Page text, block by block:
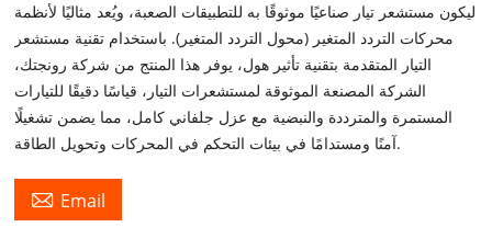
ليكون مستشعر تيار صناعيًا موثوقًا به للتطبيقات الصعبة، ويُعد مثاليًا لأنظمة
محركات التردد المتغير (محول التردد المتغير). باستخدام تقنية مستشعر
التيار المتقدمة بتقنية تأثير هول، يوفر هذا المنتج من شركة رونجتك،
الشركة المصنعة الموثوقة لمستشعرات التيار، قياسًا دقيقًا للتيارات
المستمرة والمترددة والنبضية مع عزل جلفاني كامل، مما يضمن تشغيلًا
آمنًا ومستدامًا في بيئات التحكم في المحركات وتحويل الطاقة.
 Email